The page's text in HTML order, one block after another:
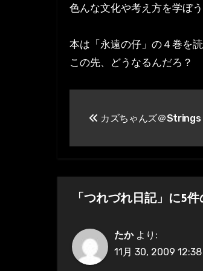
色んな文化や考え方を学ぼ
本は「永遠の仔」の４巻を読
この先、どうなるんだろ？
ナ
ビ
ゲ
ー
シ
カズちゃんズ＠Strings
「つれづれ日記」に5
たか より:
11月 30, 2009